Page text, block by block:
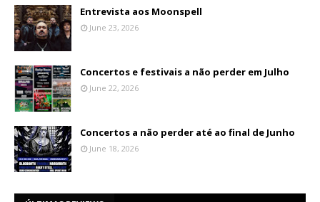
Entrevista aos Moonspell
June 23, 2026
Concertos e festivais a não perder em Julho
June 22, 2026
Concertos a não perder até ao final de Junho
June 18, 2026